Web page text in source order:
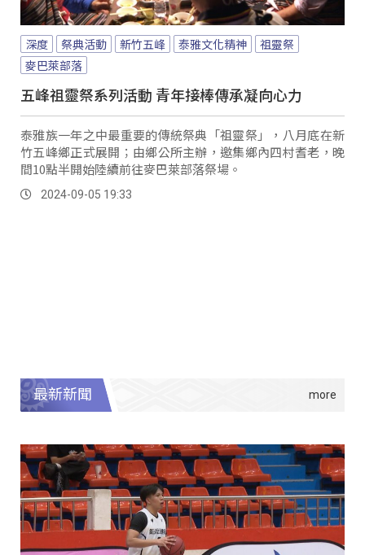
深度 祭典活動 新竹五峰 泰雅文化精神
祖靈祭
麥巴萊部落
五峰祖靈祭系列活動 青年接棒傳承凝向心力
泰雅族一年之中最重要的傳統祭典「祖靈祭」，八月底在新
竹五峰鄉正式展開；由鄉公所主辦，邀集鄉內四村耆老，晚
間10點半開始陸續前往麥巴萊部落祭場。
2024-09-05 19:33
最新新聞